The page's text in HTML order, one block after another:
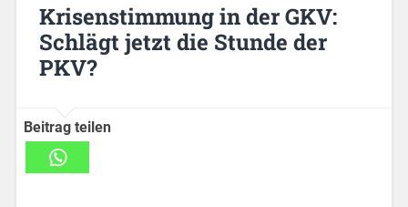
Krisenstimmung in der GKV:
Schlägt jetzt die Stunde der
PKV?
Beitrag teilen